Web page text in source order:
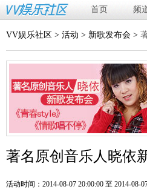
首页 频
VV娱乐社区 > 活动 > 新歌发布会 >
著名原创音乐人晓依
活动时间：2014-08-07 20:00:00 至 2014-08-